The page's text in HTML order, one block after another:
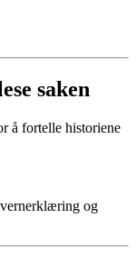
saken
å fortelle historiene
og